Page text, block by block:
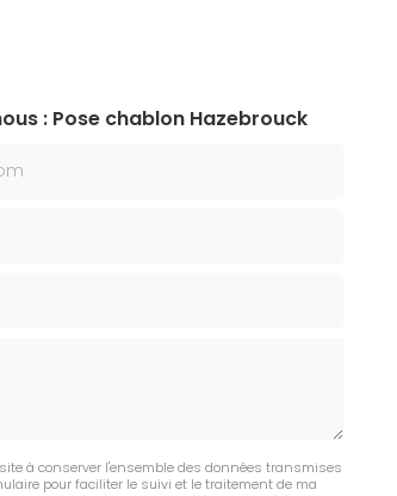
: Pose chablon Hazebrouck
à conserver l'ensemble des données transmises
pour faciliter le suivi et le traitement de ma